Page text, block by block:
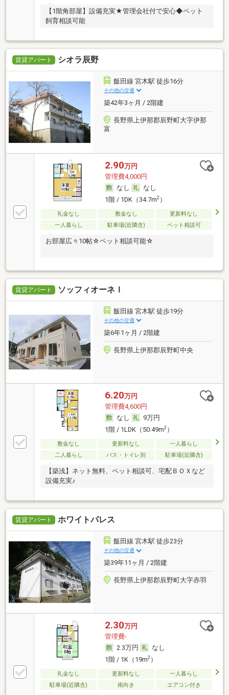
【1階角部屋】設備充実★管理会社付で安心◆ペット
飼育相談可能
賃貸アパート シオラ辰野
飯田線 宮木駅 徒歩16分
その他の交通
築42年3ヶ月 / 2階建
長野県上伊那郡辰野町大字伊那
富
2.90万円
管理費4,000円
なし
なし
1階 / 1DK（34.7m2）
礼金なし 敷金なし
更新料なし
一人暮らし
駐車場(近隣含) ペット相談可
お部屋広々10帖☆ペット相談可能☆
賃貸アパート ソッフィオーネＩ
飯田線 宮木駅 徒歩19分
その他の交通
築6年1ヶ月 / 2階建
長野県上伊那郡辰野町中央
6.20万円
管理費4,600円
なし
9万円
1階 / 1LDK（50.49m2）
敷金なし 更新料なし
一人暮らし
二人暮らし
バス・トイレ別 駐車場(近隣含)
【築浅】ネット無料、ペット相談可、宅配ＢＯＸなど
設備充実♪
賃貸アパート ホワイトパレス
飯田線 宮木駅 徒歩23分
その他の交通
築39年11ヶ月 / 2階建
長野県上伊那郡辰野町大字赤羽
2.30万円
管理費-
2.3万円
なし
1階 / 1K（19m2）
礼金なし 更新料なし
一人暮らし
駐車場(近隣含)
南向き エアコン付き